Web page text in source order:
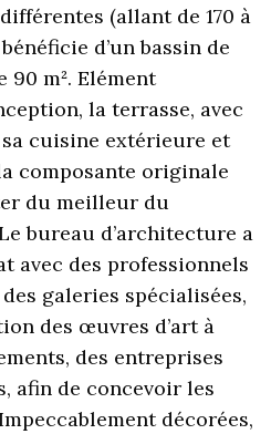
(allant de 170 à
d’un bassin de
90 m². Elément
la terrasse, avec
cuisine extérieure et
composante originale
du meilleur du
bureau d’architecture a
avec des professionnels
galeries spécialisées,
des œuvres d’art à
des entreprises
afin de concevoir les
décorées,